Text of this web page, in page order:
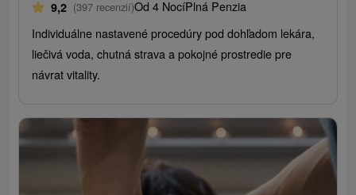
9,2 (397 recenzií)Od 4 NocíPlná Penzia
Individuálne nastavené procedúry pod dohľadom lekára,
liečivá voda, chutná strava a pokojné prostredie pre
návrat vitality.